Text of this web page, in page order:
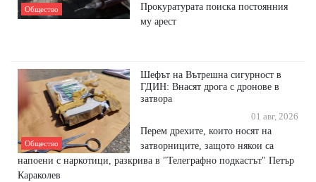
Общество
Прокуратурата поиска постоянния
му арест
Общество
Шефът на Вътрешна сигурност в
ГДИН: Внасят дрога с дронове в
затвора
01 авг, 2026
Перем дрехите, които носят на
затворниците, защото някои са
напоени с наркотици, разкрива в "Телеграфно подкастът" Петър
Караколев